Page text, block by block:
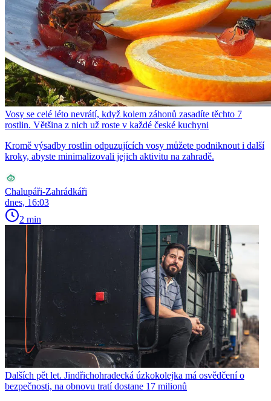
Vosy se celé léto nevrátí, když kolem záhonů zasadíte těchto 7
rostlin. Většina z nich už roste v každé české kuchyni
Kromě výsadby rostlin odpuzujících vosy můžete podniknout i další
kroky, abyste minimalizovali jejich aktivitu na zahradě.
Chalupáři-Zahrádkáři
dnes, 16:03
2 min
Dalších pět let. Jindřichohradecká úzkokolejka má osvědčení o
bezpečnosti, na obnovu tratí dostane 17 milionů